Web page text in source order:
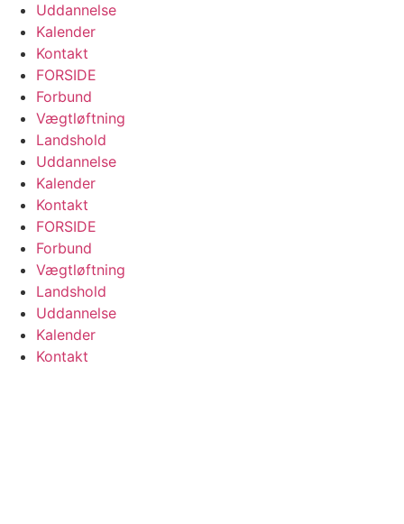
Uddannelse
Kalender
Kontakt
FORSIDE
Forbund
Vægtløftning
Landshold
Uddannelse
Kalender
Kontakt
FORSIDE
Forbund
Vægtløftning
Landshold
Uddannelse
Kalender
Kontakt